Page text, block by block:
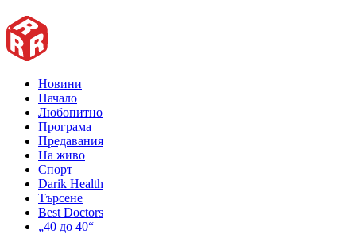
Новини
Начало
Любопитно
Програма
Предавания
На живо
Спорт
Darik Health
Търсене
Best Doctors
„40 до 40“